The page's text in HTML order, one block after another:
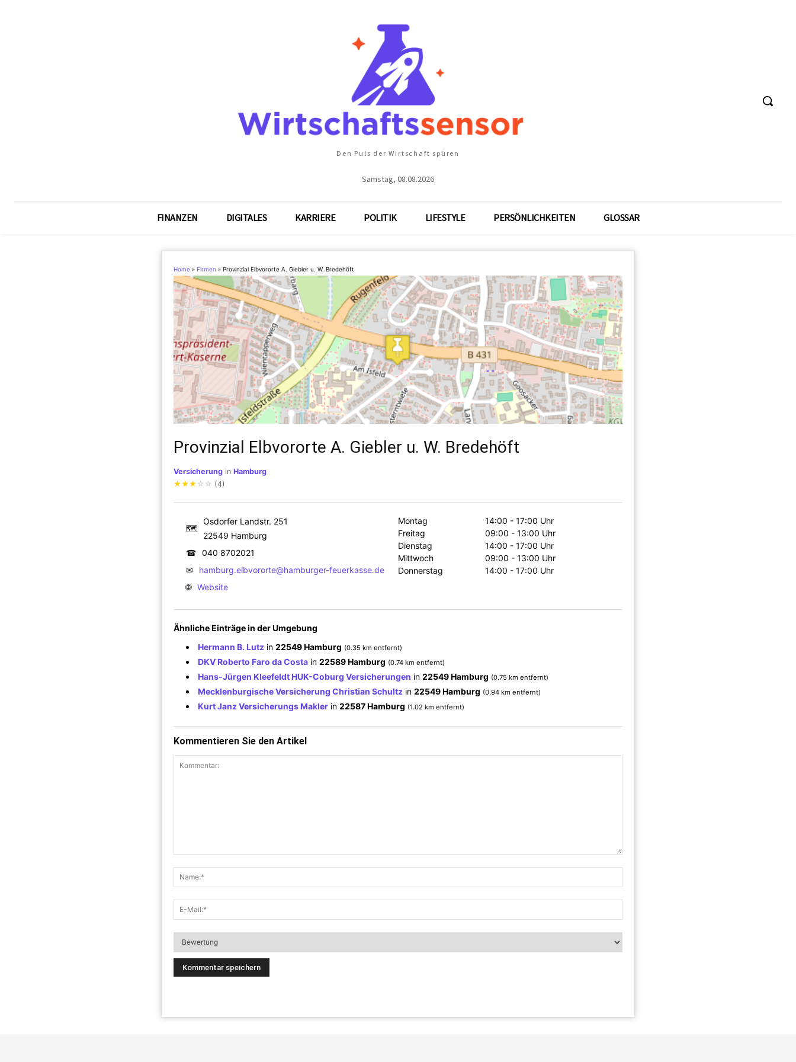
Den Puls der Wirtschaft spüren
Samstag, 08.08.2026
FINANZEN DIGITALES KARRIERE POLITIK LIFESTYLE PERSÖNLICHKEITEN GLOSSAR
Home » Firmen » Provinzial Elbvororte A. Giebler u. W. Bredehöft
Provinzial Elbvororte A. Giebler u. W. Bredehöft
Versicherung in Hamburg
★★★ ☆ ☆ (4)
🗺
Osdorfer Landstr. 251
22549 Hamburg
☎ 040 8702021
✉
hamburg.elbvororte@hamburger-feuerkasse.de
🌐 Website
Montag
14:00 - 17:00 Uhr
Freitag
09:00 - 13:00 Uhr
Dienstag
14:00 - 17:00 Uhr
Mittwoch
09:00 - 13:00 Uhr
Donnerstag
14:00 - 17:00 Uhr
Ähnliche Einträge in der Umgebung
Hermann B. Lutz in 22549 Hamburg (0.35 km entfernt)
DKV Roberto Faro da Costa in 22589 Hamburg (0.74 km entfernt)
Hans-Jürgen Kleefeldt HUK-Coburg Versicherungen in 22549 Hamburg (0.75 km entfernt)
Mecklenburgische Versicherung Christian Schultz in 22549 Hamburg (0.94 km entfernt)
Kurt Janz Versicherungs Makler in 22587 Hamburg (1.02 km entfernt)
Kommentieren Sie den Artikel